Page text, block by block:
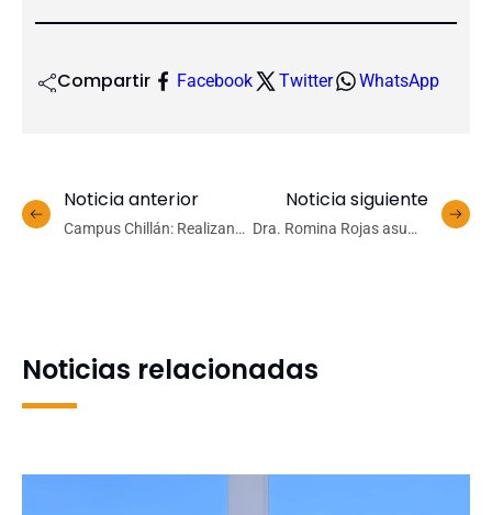
Compartir Facebook Twitter WhatsApp
Noticia anterior
Campus Chillán: Realizan
Noticia siguiente
Dra. Romina Rojas asume
Noticias relacionadas